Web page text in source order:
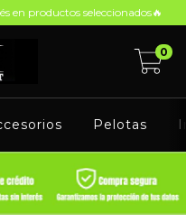
en productos seleccionados🔥
0
Pelotas